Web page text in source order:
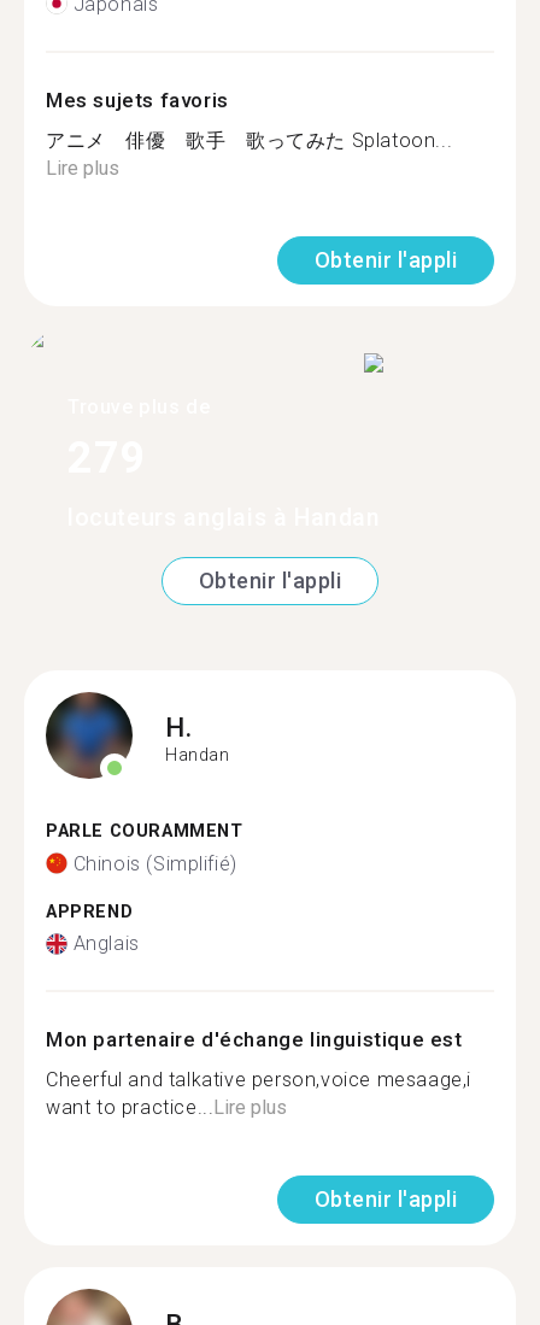
Mes sujets favoris
アニメ 俳優 歌手 歌ってみた Splatoon...
Lire plus
Obtenir l'appli
Obtenir l'appli
H.
Handan
PARLE COURAMMENT
Chinois (Simplifié)
APPREND
Anglais
Mon partenaire d'échange linguistique est
Cheerful and talkative person,voice mesaage,i
want to practice...Lire plus
Obtenir l'appli